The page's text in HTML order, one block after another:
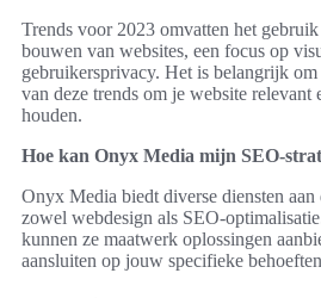
Trends voor 2023 omvatten het
bouwen van websites, een focus op
gebruikersprivacy. Het is belangrijk
van deze trends om je website relevant
houden.
Hoe kan Onyx Media mijn SEO-
Onyx Media biedt diverse diensten
zowel webdesign als SEO-
kunnen ze maatwerk oplossingen
aansluiten op jouw specifieke